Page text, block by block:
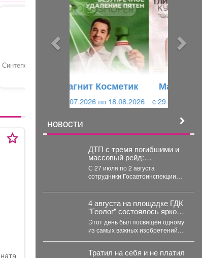
Синтепон Обои Палитра
PL72487-64
Магнит Косметик
c 29.07.2026 по 25.08.2026
НОВОСТИ
ДТП с тремя погибшими и
массовый рейд:
еженедельная сводка
Госавтоинспекции
Кузбасса
С 27 июля по 2 августа
сотрудники Госавтоинспекции
нарушений...
4 августа на площадке ГДК
"Геолог" состоялось яркое
и познавательное
мероприятие - "День
Светофора".
Этот день был посвящён одному
из самых важных изобретений
Тратил на себя и не платил